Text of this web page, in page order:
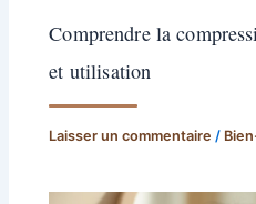
Comprendre la
et utilisation
Laisser un commentaire /